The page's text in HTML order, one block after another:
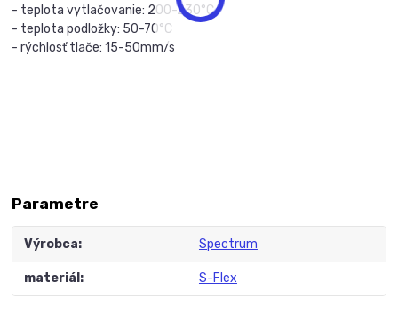
- teplota vytlačovanie: 200-230°C
- teplota podložky: 50-70°C
- rýchlosť tlače: 15-50mm/s
Parametre
Výrobca Spectrum
materiál S-Flex